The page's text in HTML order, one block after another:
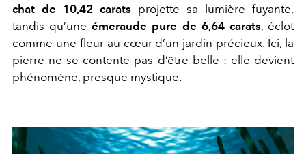
chat de 10,42 carats projette sa lumière fuyante,
tandis qu’uneémeraude pure de 6,64 carats, éclot
comme une fleur au cœur d’un jardin précieux. Ici, la
pierre ne se contente pas d’être belle : elle devient
phénomène, presque mystique.